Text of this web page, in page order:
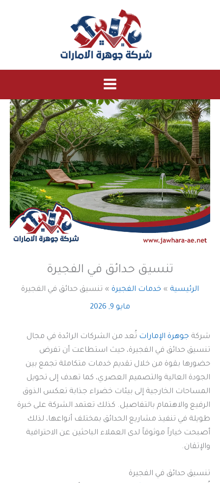
تنسيق حدائق في الفجيرة
الرئيسية خدمات الفجيرة تنسيق حدائق في الفجيرة
مايو 9, 2026
شركة جوهرة الإمارات تُعد من الشركات الرائدة في مجال
تنسيق حدائق في الفجيرة، حيث استطاعت أن تفرض
حضورها بقوة من خلال تقديم خدمات متكاملة تجمع بين
الجودة العالية والتصميم العصري، كما تهدف إلى تحويل
المساحات الخارجية إلى بيئات خضراء جذابة تعكس الذوق
الرفيع والاهتمام بالتفاصيل. كذلك تعتمد الشركة على خبرة
طويلة في تنفيذ مشاريع الحدائق بمختلف أنواعها، لذلك
أصبحت خياراً موثوقاً لدى العملاء الباحثين عن الاحترافية
والإتقان.
تنسيق حدائق في الفجيرة